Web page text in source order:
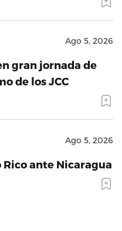
Ago 5, 2026
gran jornada de
de los JCC
Ago 5, 2026
Rico ante Nicaragua